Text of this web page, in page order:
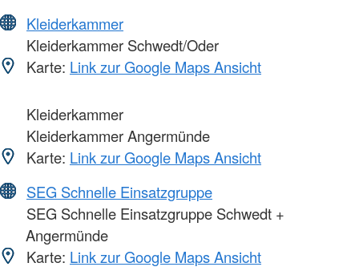
Kleiderkammer
Kleiderkammer Schwedt/Oder
Karte: Link zur Google Maps Ansicht
Kleiderkammer
Kleiderkammer Angermünde
Karte: Link zur Google Maps Ansicht
SEG Schnelle Einsatzgruppe
SEG Schnelle Einsatzgruppe Schwedt +
Angermünde
Karte: Link zur Google Maps Ansicht